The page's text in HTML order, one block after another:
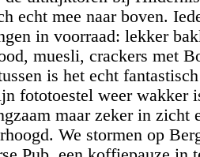
echt mee naar boven.
in voorraad: lekker
muesli, crackers met
is het echt
fototoestel weer wakker
maar zeker in zicht
We stormen op